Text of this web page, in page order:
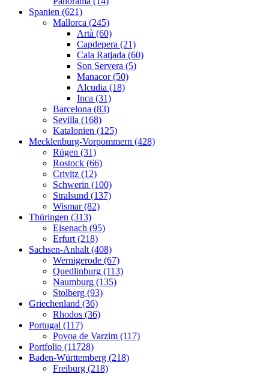
Spanien (621)
Mallorca (245)
Artà (60)
Capdepera (21)
Cala Ratjada (60)
Son Servera (5)
Manacor (50)
Alcudia (18)
Inca (31)
Barcelona (83)
Sevilla (168)
Katalonien (125)
Mecklenburg-Vorpommern (428)
Rügen (31)
Rostock (66)
Crivitz (12)
Schwerin (100)
Stralsund (137)
Wismar (82)
Thüringen (313)
Eisenach (95)
Erfurt (218)
Sachsen-Anhalt (408)
Wernigerode (67)
Quedlinburg (113)
Naumburg (135)
Stolberg (93)
Griechenland (36)
Rhodos (36)
Portugal (117)
Povoa de Varzim (117)
Portfolio (11728)
Baden-Württemberg (218)
Freiburg (218)